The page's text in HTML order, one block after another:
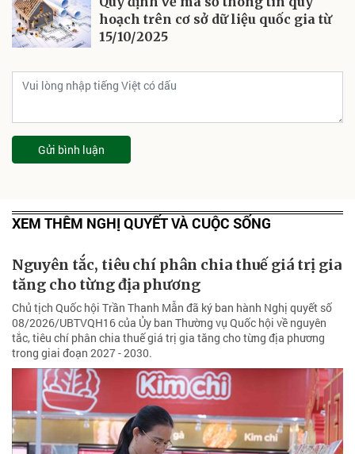
hoạch trên cơ sở dữ liệu quốc gia từ
15/10/2025
Gửi bình luận
XEM THÊM NGHỊ QUYẾT VÀ CUỘC SỐNG
Nguyên tắc, tiêu chí phân chia thuế giá trị gia
tăng cho từng địa phương
Chủ tịch Quốc hội Trần Thanh Mẫn đã ký ban hành Nghị quyết số
08/2026/UBTVQH16 của Ủy ban Thường vụ Quốc hội về nguyên
tắc, tiêu chí phân chia thuế giá trị gia tăng cho từng địa phương
trong giai đoạn 2027 - 2030.